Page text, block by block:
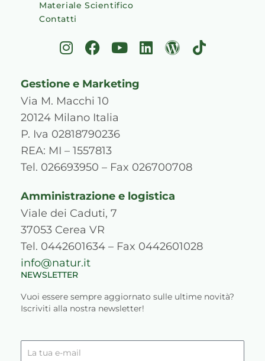
Materiale Scientifico
Contatti
I
n
t
a
g
r
a
m
F
a
e
b
o
o
k
Y
o
t
e
L
i
W
o
s
T
i
Gestione e Marketing
Via M. Macchi 10
20124 Milano Italia
P. Iva 02818790236
REA: MI – 1557813
Tel. 026693950 – Fax 026700708
Amministrazione e logistica
Viale dei Caduti, 7
37053 Cerea VR
Tel. 0442601634 – Fax 0442601028
info@natur.it
NEWSLETTER
Vuoi essere sempre aggiornato sulle ultime novità?
Iscriviti alla nostra newsletter!
tua